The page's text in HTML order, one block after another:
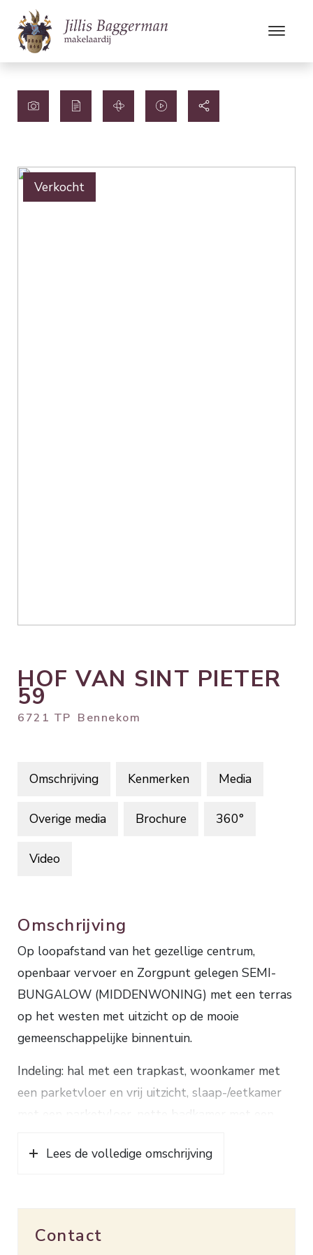
Verkocht
HOF VAN SINT PIETER
59
6721 TP Bennekom
Omschrijving Kenmerken Media
Overige media Brochure 360°
Video
Omschrijving
Op loopafstand van het gezellige centrum,
openbaar vervoer en Zorgpunt gelegen SEMI-
BUNGALOW (MIDDENWONING) met een terras
op het westen met uitzicht op de mooie
gemeenschappelijke binnentuin.
Indeling: hal met een trapkast, woonkamer met
een parketvloer en vrij uitzicht, slaap-/eetkamer
met een parketvloer, nette badkamer met een
wastafel, keuken met een koelkast, afwasmachine,
1e verdieping: overloop, toilet, grote slaapkamer
Lees de volledige omschrijving
Contact